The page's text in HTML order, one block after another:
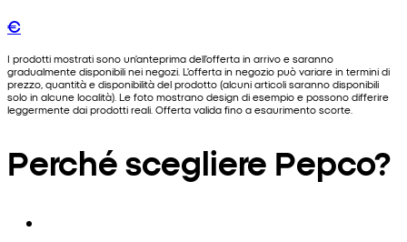
€
I prodotti mostrati sono un'anteprima dell'offerta in arrivo e saranno
gradualmente disponibili nei negozi. L'offerta in negozio può variare in termini di
prezzo, quantità e disponibilità del prodotto (alcuni articoli saranno disponibili
solo in alcune località). Le foto mostrano design di esempio e possono differire
leggermente dai prodotti reali. Offerta valida fino a esaurimento scorte.
Perché scegliere Pepco?